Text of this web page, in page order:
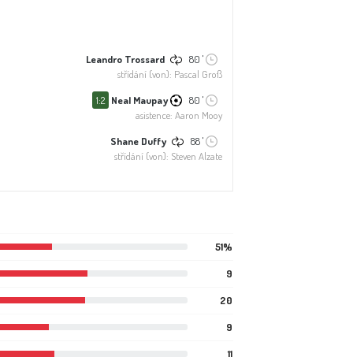
Leandro Trossard
80 '
střídání (von): Pascal Groß
1:2 Neal Maupay
80 '
asistence: Aaron Mooy
Shane Duffy
88 '
střídání (von): Steven Alzate
51%
9
20
9
11